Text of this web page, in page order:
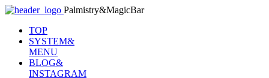
Palmistry&MagicBar
TOP
SYSTEM&
MENU
BLOG&
INSTAGRAM